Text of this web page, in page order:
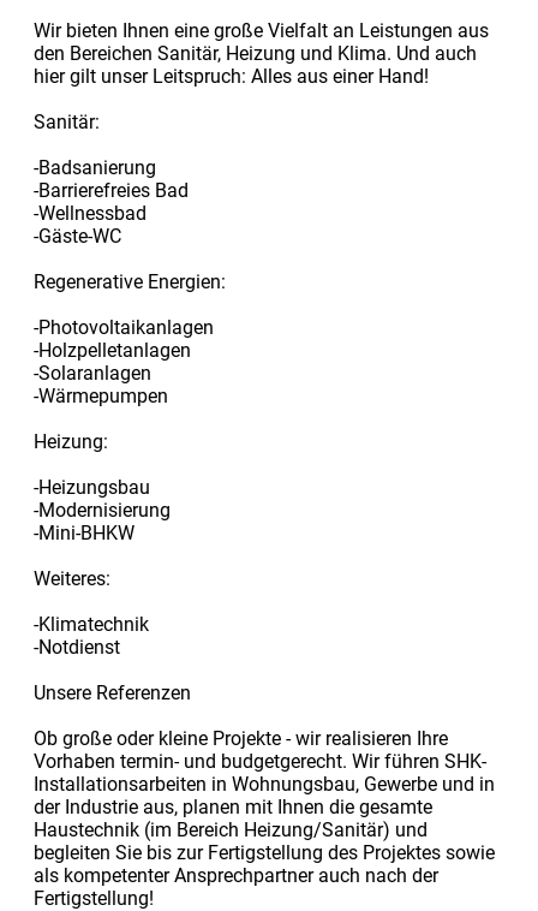
Wir bieten Ihnen eine große Vielfalt an Leistungen aus
den Bereichen Sanitär, Heizung und Klima. Und auch
hier gilt unser Leitspruch: Alles aus einer Hand!
Sanitär:
-Badsanierung
-Barrierefreies Bad
-Wellnessbad
-Gäste-WC
Regenerative Energien:
-Photovoltaikanlagen
-Holzpelletanlagen
-Solaranlagen
-Wärmepumpen
Heizung:
-Heizungsbau
-Modernisierung
-Mini-BHKW
Weiteres:
-Klimatechnik
-Notdienst
Unsere Referenzen
Ob große oder kleine Projekte - wir realisieren Ihre
Vorhaben termin- und budgetgerecht. Wir führen SHK-
Installationsarbeiten in Wohnungsbau, Gewerbe und in
der Industrie aus, planen mit Ihnen die gesamte
Haustechnik (im Bereich Heizung/Sanitär) und
begleiten Sie bis zur Fertigstellung des Projektes sowie
als kompetenter Ansprechpartner auch nach der
Fertigstellung!